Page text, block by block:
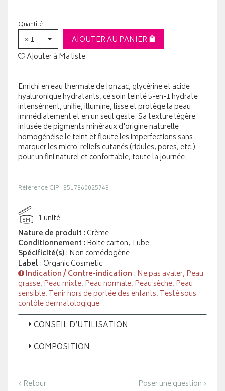
Quantité
× 1
AJOUTER AU PANIER
Ajouter à Ma liste
Enrichi en eau thermale de Jonzac, glycérine et acide
hyaluronique hydratants, ce soin teinté 5-en-1 hydrate
intensément, unifie, illumine, lisse et protège la peau
immédiatement et en un seul geste. Sa texture légère
infusée de pigments minéraux d'origine naturelle
homogénéise le teint et floute les imperfections sans
marquer les micro-reliefs cutanés (ridules, pores, etc.)
pour un fini naturel et confortable, toute la journée.
Référence CIP : 3517360025743
6M
1 unité
Nature de produit : Crème
Conditionnement : Boite carton, Tube
Spécificité(s): Non comédogène
Label: Organic Cosmetic
Indication / Contre-indication : Ne pas avaler, Peau
grasse, Peau mixte, Peau normale, Peau sèche, Peau
sensible, Tenir hors de portée des enfants, Testé sous
contôle dermatologique
CONSEIL D’UTILISATION
COMPOSITION
‹ Retour Poser une question ›